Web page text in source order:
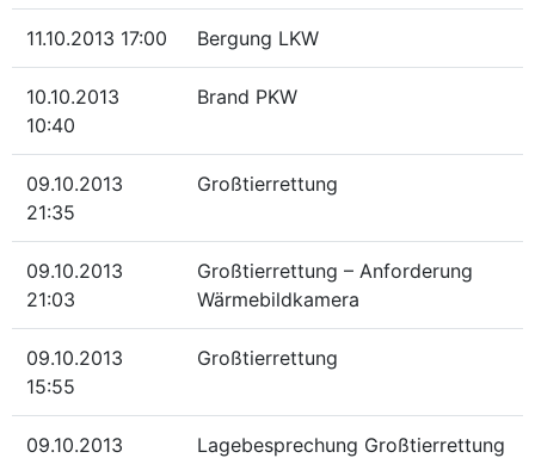
11.10.2013 17:00 Bergung LKW
10.10.2013
10:40
Brand PKW
09.10.2013
21:35
Großtierrettung
09.10.2013
21:03
Großtierrettung – Anforderung
Wärmebildkamera
09.10.2013
15:55
Großtierrettung
09.10.2013
Lagebesprechung Großtierrettung